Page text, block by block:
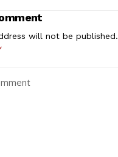
will not be published.